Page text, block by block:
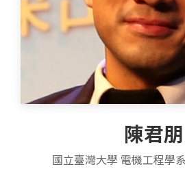
陳君朋
國立臺灣大學 電機工程學